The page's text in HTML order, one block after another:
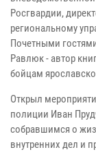
Росгвардии,
региональному
Почетными
Равлюк - автор
бойцам
Открыл
полиции Иван
собравшимся о
внутренних дел и